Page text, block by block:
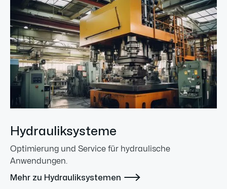
Hydrauliksysteme
Optimierung und Service für hydraulische
Anwendungen.
Mehr zu Hydrauliksystemen 